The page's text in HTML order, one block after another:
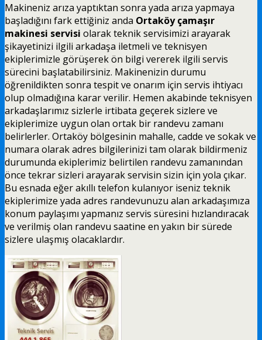
Makineniz arıza yaptıktan sonra yada arıza yapmaya
başladığını fark ettiğiniz anda Ortaköy çamaşır
makinesi servisi olarak teknik servisimizi arayarak
şikayetinizi ilgili arkadaşa iletmeli ve teknisyen
ekiplerimizle görüşerek ön bilgi vererek ilgili servis
sürecini başlatabilirsiniz. Makinenizin durumu
öğrenildikten sonra tespit ve onarım için servis ihtiyacı
olup olmadığına karar verilir. Hemen akabinde teknisyen
arkadaşlarımız sizlerle irtibata geçerek sizlere ve
ekiplerimize uygun olan ortak bir randevu zamanı
belirlerler. Ortaköy bölgesinin mahalle, cadde ve sokak ve
numara olarak adres bilgilerinizi tam olarak bildirmeniz
durumunda ekiplerimiz belirtilen randevu zamanından
önce tekrar sizleri arayarak servisin sizin için yola çıkar.
Bu esnada eğer akıllı telefon kulanıyor iseniz teknik
ekiplerimize yada adres randevunuzu alan arkadaşımıza
konum paylaşımı yapmanız servis süresini hızlandıracak
ve verilmiş olan randevu saatine en yakın bir sürede
sizlere ulaşmış olacaklardır.